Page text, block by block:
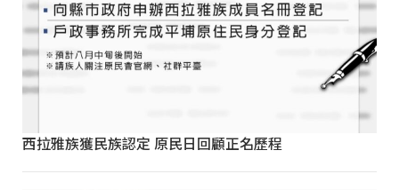
西拉雅族獲民族認定 原民日回顧正名歷程